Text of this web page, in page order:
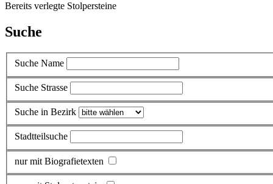
Bereits verlegte Stolpersteine
Suche
Suche Name
Suche Strasse
Suche in Bezirk
Stadtteilsuche
nur mit Biografietexten